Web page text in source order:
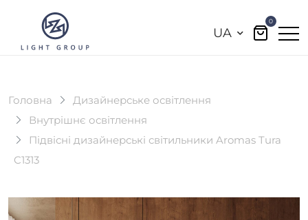
UA
0
Головна
Дизайнерське освітлення
Внутрішнє освітлення
Підвісні дизайнерські світильники Aromas Tura
C1313